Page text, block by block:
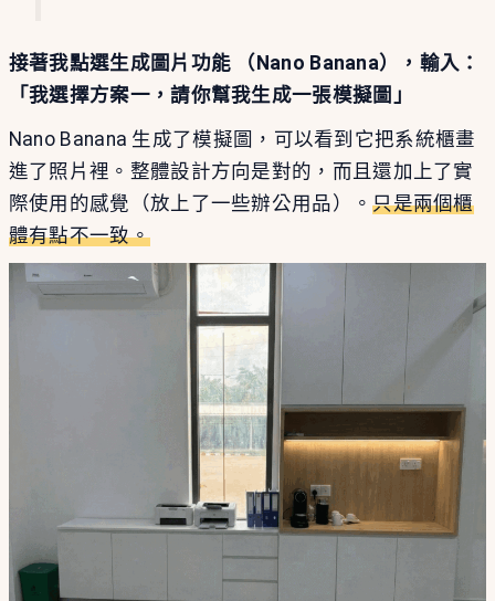
接著我點選生成圖片功能 （Nano Banana），輸入：
「我選擇方案一，請你幫我生成一張模擬圖」
Nano Banana 生成了模擬圖，可以看到它把系統櫃畫
進了照片裡。整體設計方向是對的，而且還加上了實
際使用的感覺（放上了一些辦公用品）。只是兩個櫃
體有點不一致。